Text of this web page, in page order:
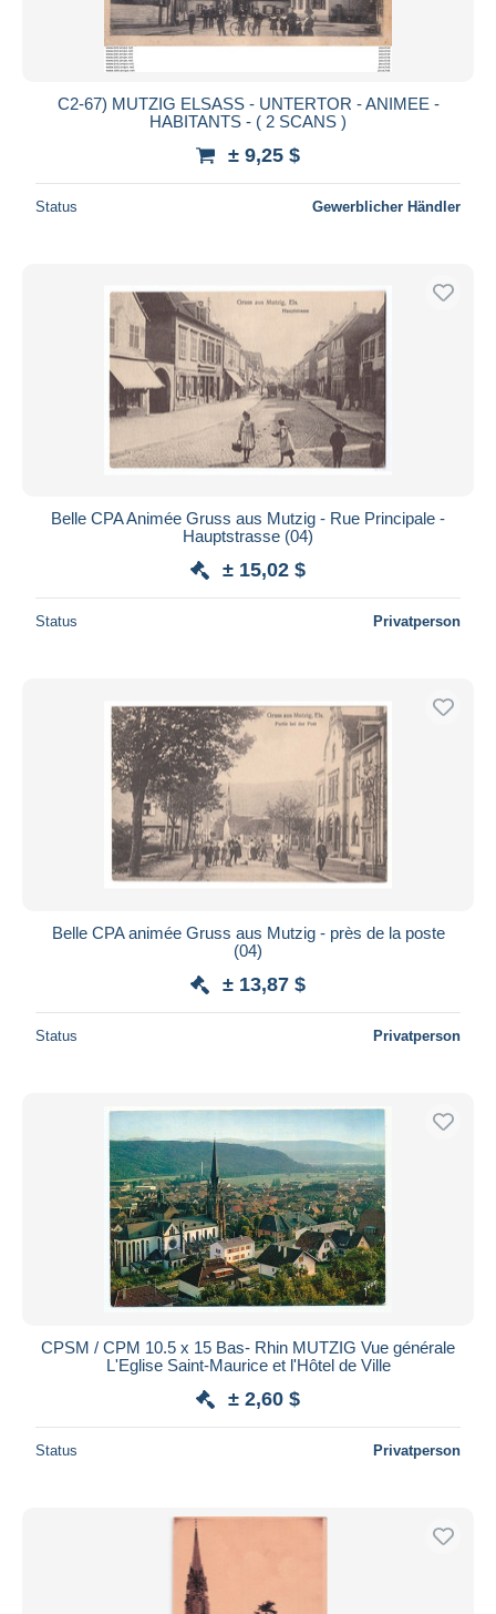
C2-67) MUTZIG ELSASS - UNTERTOR - ANIMEE -
HABITANTS - ( 2 SCANS )
± 9,25 $
Status Gewerblicher Händler
Belle CPA Animée Gruss aus Mutzig - Rue Principale -
Hauptstrasse (04)
± 15,02 $
Status Privatperson
Belle CPA animée Gruss aus Mutzig - près de la poste
(04)
± 13,87 $
Status Privatperson
CPSM / CPM 10.5 x 15 Bas- Rhin MUTZIG Vue générale
L'Eglise Saint-Maurice et l'Hôtel de Ville
± 2,60 $
Status Privatperson